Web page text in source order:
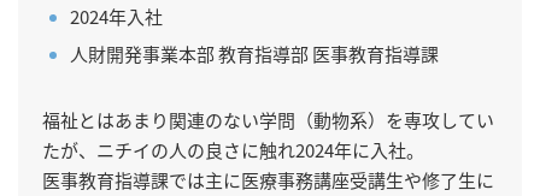
2024年入社
人財開発事業本部 教育指導部 医事教育指導課
福祉とはあまり関連のない学問（動物系）を専攻してい
たが、ニチイの人の良さに触れ2024年に入社。
医事教育指導課では主に医療事務講座受講生や修了生に